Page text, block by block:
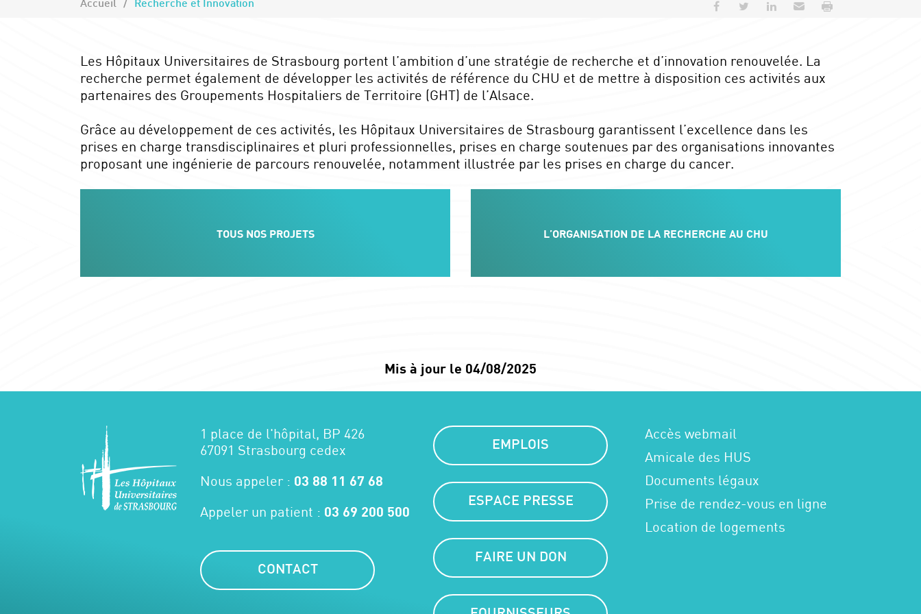
Accueil Recherche et Innovation Partager sur Facebook
Partager sur Twitter
Partager sur LinkedIn
Envoyer par e-mail
Les Hôpitaux Universitaires de Strasbourg portent l’ambition d’une stratégie de recherche et d’innovation renouvelée. La
recherche permet également de développer les activités de référence du CHU et de mettre à disposition ces activités aux
partenaires des Groupements Hospitaliers de Territoire (GHT) de l’Alsace.
Grâce au développement de ces activités, les Hôpitaux Universitaires de Strasbourg garantissent l’excellence dans les
prises en charge transdisciplinaires et pluri professionnelles, prises en charge soutenues par des organisations innovantes
proposant une ingénierie de parcours renouvelée, notamment illustrée par les prises en charge du cancer.
TOUS NOS PROJETS L’ORGANISATION DE LA RECHERCHE AU CHU
Mis à jour le 04/08/2025
1 place de l'hôpital, BP 426
67091 Strasbourg cedex
Nous appeler : 03 88 11 67 68
Appeler un patient : 03 69 200 500
CONTACT
EMPLOIS
ESPACE PRESSE
FAIRE UN DON
Accès webmail
Amicale des HUS
Documents légaux
Prise de rendez-vous en ligne
Location de logements